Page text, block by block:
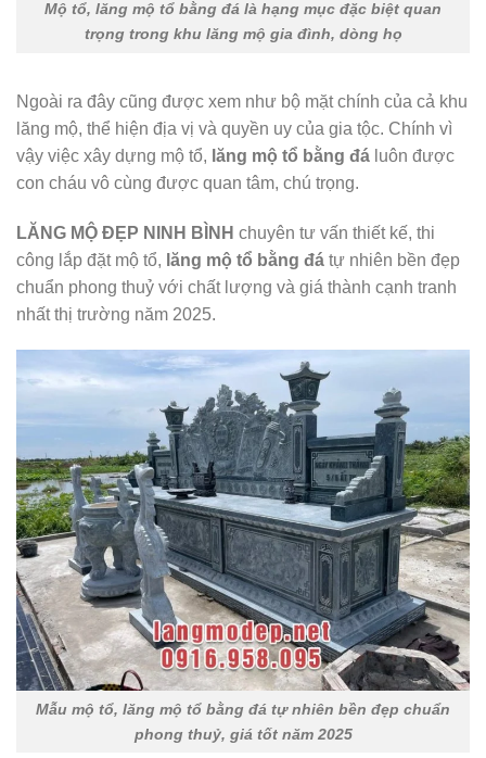
Mộ tổ, lăng mộ tổ bằng đá là hạng mục đặc biệt quan
trọng trong khu lăng mộ gia đình, dòng họ
Ngoài ra đây cũng được xem như bộ mặt chính của cả khu
lăng mộ, thể hiện địa vị và quyền uy của gia tộc. Chính vì
vậy việc xây dựng mộ tổ, lăng mộ tổ bằng đá luôn được
con cháu vô cùng được quan tâm, chú trọng.
LĂNG MỘ ĐẸP NINH BÌNH chuyên tư vấn thiết kế, thi
công lắp đặt mộ tổ, lăng mộ tổ bằng đá tự nhiên bền đẹp
chuẩn phong thuỷ với chất lượng và giá thành cạnh tranh
nhất thị trường năm 2025.
Mẫu mộ tổ, lăng mộ tổ bằng đá tự nhiên bền đẹp chuẩn
phong thuỷ, giá tốt năm 2025